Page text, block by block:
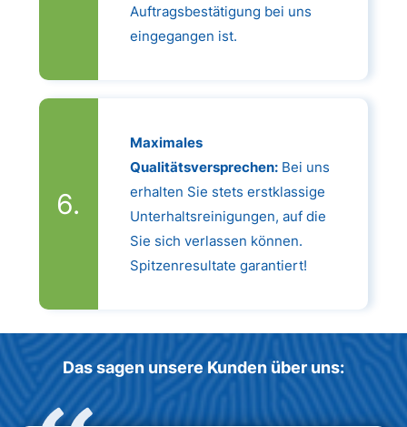
Auftragsbestätigung bei uns
eingegangen ist.
Maximales
Qualitätsversprechen:Bei uns
erhalten Sie stets erstklassige
Unterhaltsreinigungen, auf die
Sie sich verlassen können.
Spitzenresultate garantiert!
Das sagen unsere Kunden über uns: